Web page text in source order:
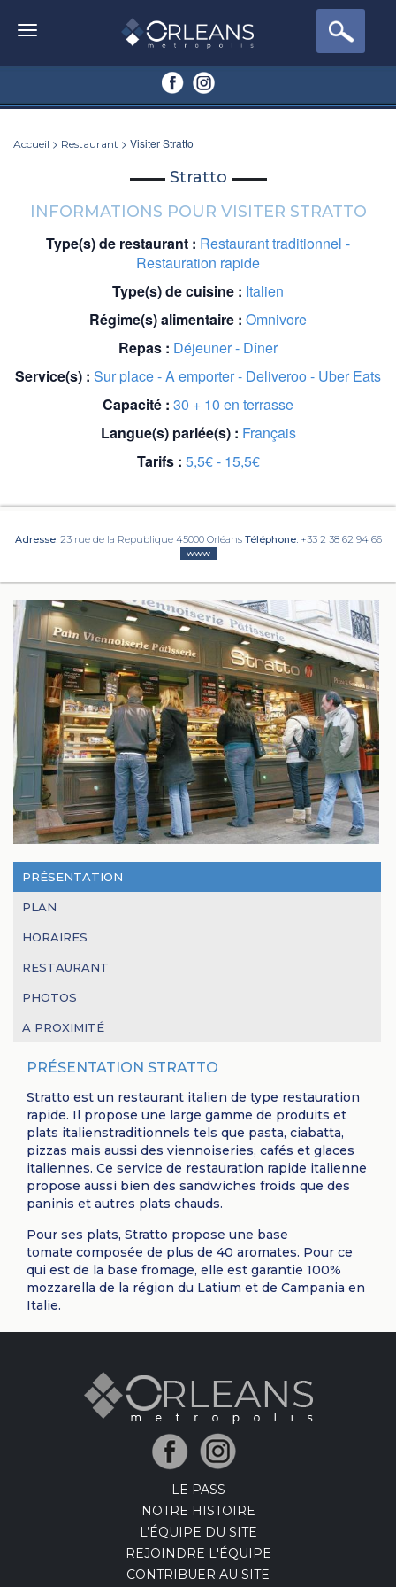
Accueil > Restaurant > Visiter Stratto
Stratto
INFORMATIONS POUR VISITER STRATTO
Type(s) de restaurant : Restaurant traditionnel -
Restauration rapide
Type(s) de cuisine : Italien
Régime(s) alimentaire : Omnivore
Repas : Déjeuner - Dîner
Service(s) : Sur place - A emporter - Deliveroo - Uber Eats
Capacité : 30 + 10 en terrasse
Langue(s) parlée(s) : Français
Tarifs : 5,5€ - 15,5€
Adresse: 23 rue de la Republique 45000 Orléans Téléphone:+33 2 38 62 94 66
www
PRÉSENTATION
PLAN
HORAIRES
RESTAURANT
PHOTOS
A PROXIMITÉ
PRÉSENTATION STRATTO
Stratto est un restaurant italien de type restauration
rapide. Il propose une large gamme de produits et
plats italienstraditionnels tels que pasta, ciabatta,
pizzas mais aussi des viennoiseries, cafés et glaces
italiennes. Ce service de restauration rapide italienne
propose aussi bien des sandwiches froids que des
paninis et autres plats chauds.
Pour ses plats, Stratto propose une base
tomate composée de plus de 40 aromates. Pour ce
qui est de la base fromage, elle est garantie 100%
mozzarella de la région du Latium et de Campania en
Italie.
LE PASS
NOTRE HISTOIRE
L’ÉQUIPE DU SITE
REJOINDRE L'ÉQUIPE
CONTRIBUER AU SITE